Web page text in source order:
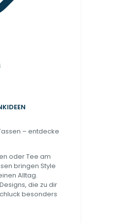
– entdecke
oder Tee am
bringen Style
Alltag.
die zu dir
besonders